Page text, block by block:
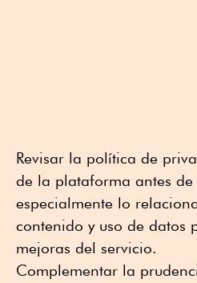
Revisar la política de
de la plataforma antes de
especialmente lo
contenido y uso de datos
mejoras del servicio.
Complementar la